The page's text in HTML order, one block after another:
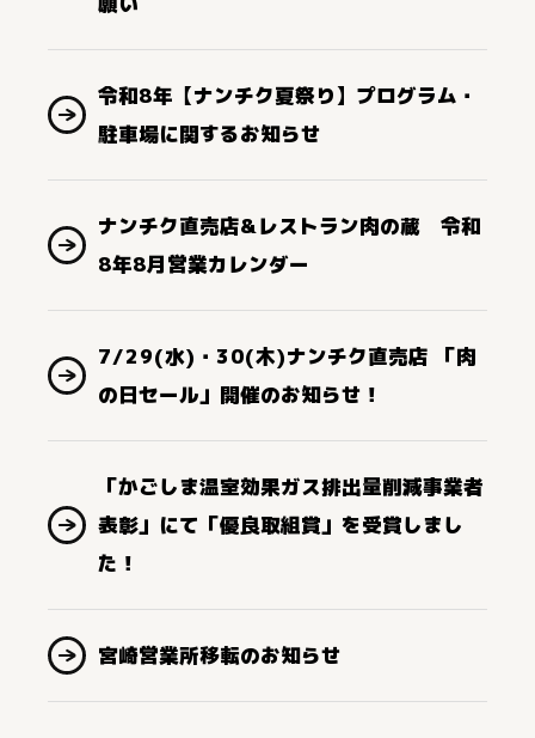
令和8年【ナンチク夏祭り】プログラム・
駐車場に関するお知らせ
ナンチク直売店&レストラン肉の蔵 令和
8年8月営業カレンダー
7/29(水)・30(木)ナンチク直売店 「肉
の日セール」開催のお知らせ！
「かごしま温室効果ガス排出量削減事業者
表彰」にて「優良取組賞」を受賞しまし
た！
宮崎営業所移転のお知らせ